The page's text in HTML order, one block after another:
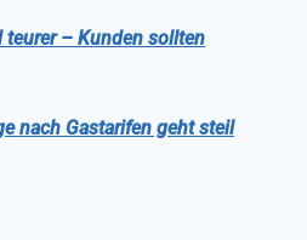
teurer – Kunden sollten
nach Gastarifen geht steil